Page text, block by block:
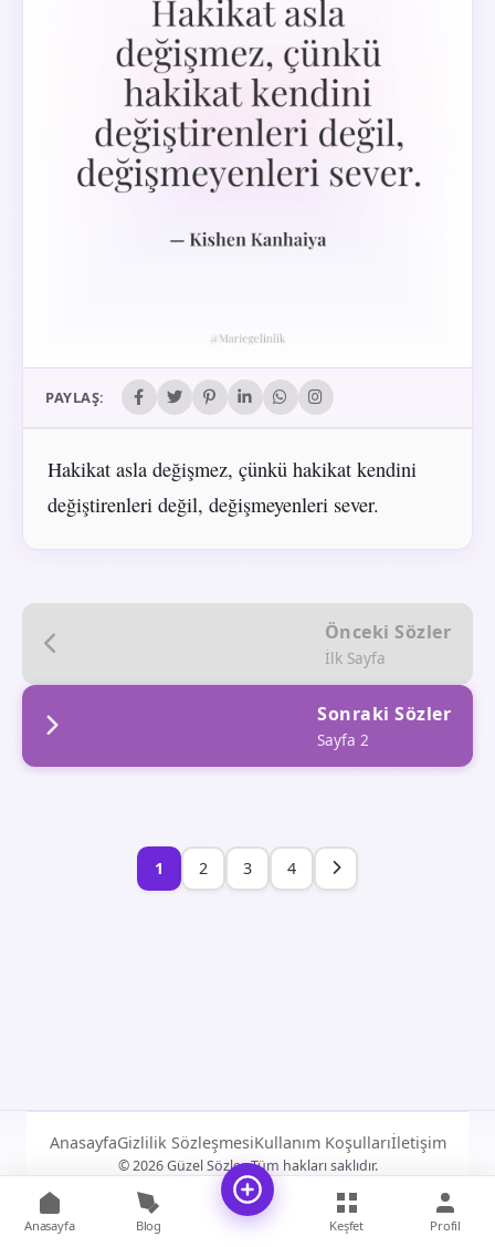
PAYLAŞ:
Hakikat asla değişmez, çünkü hakikat kendini
değiştirenleri değil, değişmeyenleri sever.
Önceki Sözler
İlk Sayfa
Sonraki Sözler
Sayfa 2
1 2 3 4
AnasayfaGizlilik SözleşmesiKullanım Koşullarıİletişim
© 2026 Güzel Sözler. Tüm hakları saklıdır.
Anasayfa Blog Keşfet Profil